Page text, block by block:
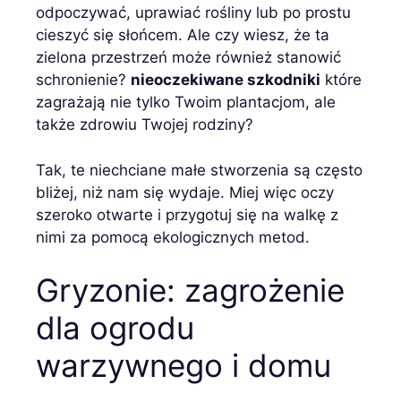
odpoczywać, uprawiać rośliny lub po prostu
cieszyć się słońcem. Ale czy wiesz, że ta
zielona przestrzeń może również stanowić
schronienie? nieoczekiwane szkodniki które
zagrażają nie tylko Twoim plantacjom, ale
także zdrowiu Twojej rodziny?
Tak, te niechciane małe stworzenia są często
bliżej, niż nam się wydaje. Miej więc oczy
szeroko otwarte i przygotuj się na walkę z
nimi za pomocą ekologicznych metod.
Gryzonie: zagrożenie
dla ogrodu
warzywnego i domu